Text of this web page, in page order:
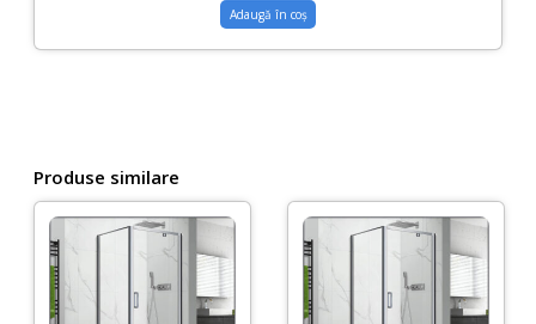
Adaugă în coș
Produse similare